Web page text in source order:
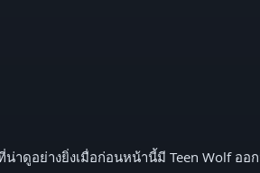
น่าดูอย่างยิ่งเมื่อก่อนหน้านี้มี Teen Wolf